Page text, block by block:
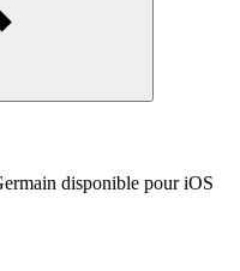
disponible pour iOS